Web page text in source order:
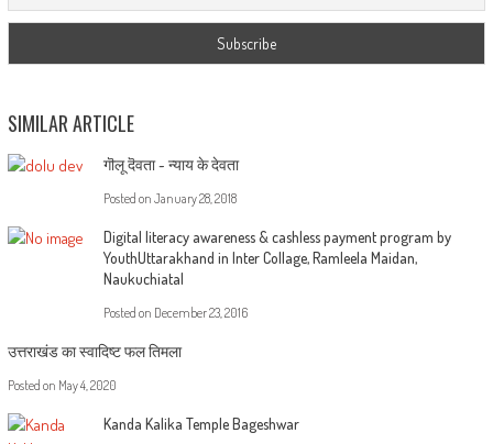
SIMILAR ARTICLE
गॊलू दॆवता ~ न्याय के देवता
Posted on January 28, 2018
Digital literacy awareness & cashless payment program by
YouthUttarakhand in Inter Collage, Ramleela Maidan,
Naukuchiatal
Posted on December 23, 2016
उत्तराखंड का स्वादिष्ट फल तिमला
Posted on May 4, 2020
Kanda Kalika Temple Bageshwar